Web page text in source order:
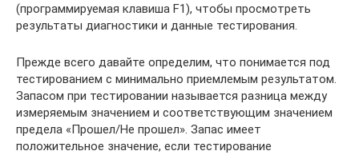
(программируемая клавиша F1), чтобы просмотреть
результаты диагностики и данные тестирования.
Прежде всего давайте определим, что понимается под
тестированием с минимально приемлемым результатом.
Запасом при тестировании называется разница между
измеряемым значением и соответствующим значением
предела «Прошел/Не прошел». Запас имеет
положительное значение, если тестирование